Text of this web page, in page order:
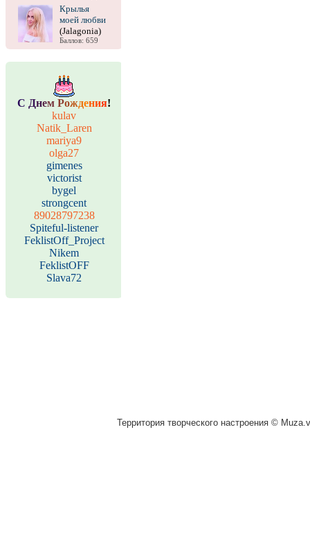
Крылья
моей любви
(Jalagonia)
Баллов: 659
С Днем Рождения!
kulav
Natik_Laren
mariya9
olga27
gimenes
victorist
bygel
strongcent
89028797238
Spiteful-listener
FeklistOff_Project
Nikem
FeklistOFF
Slava72
Территория творческого настроения ©